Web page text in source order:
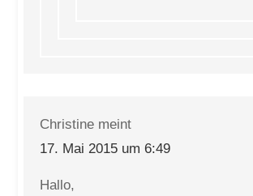
Christine meint
17. Mai 2015 um 6:49
Hallo,